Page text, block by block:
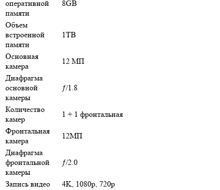
оперативной
памяти
8GB
Объем
встроенной
памяти
1TB
Основная
камера
12 МП
Диафрагма
основной
камеры
ƒ/1.8
Количество
камер
1 + 1 фронтальная
Фронтальная
камера
12МП
Диафрагма
фронтальной
камеры
ƒ/2.0
Запись видео
4K, 1080p, 720p